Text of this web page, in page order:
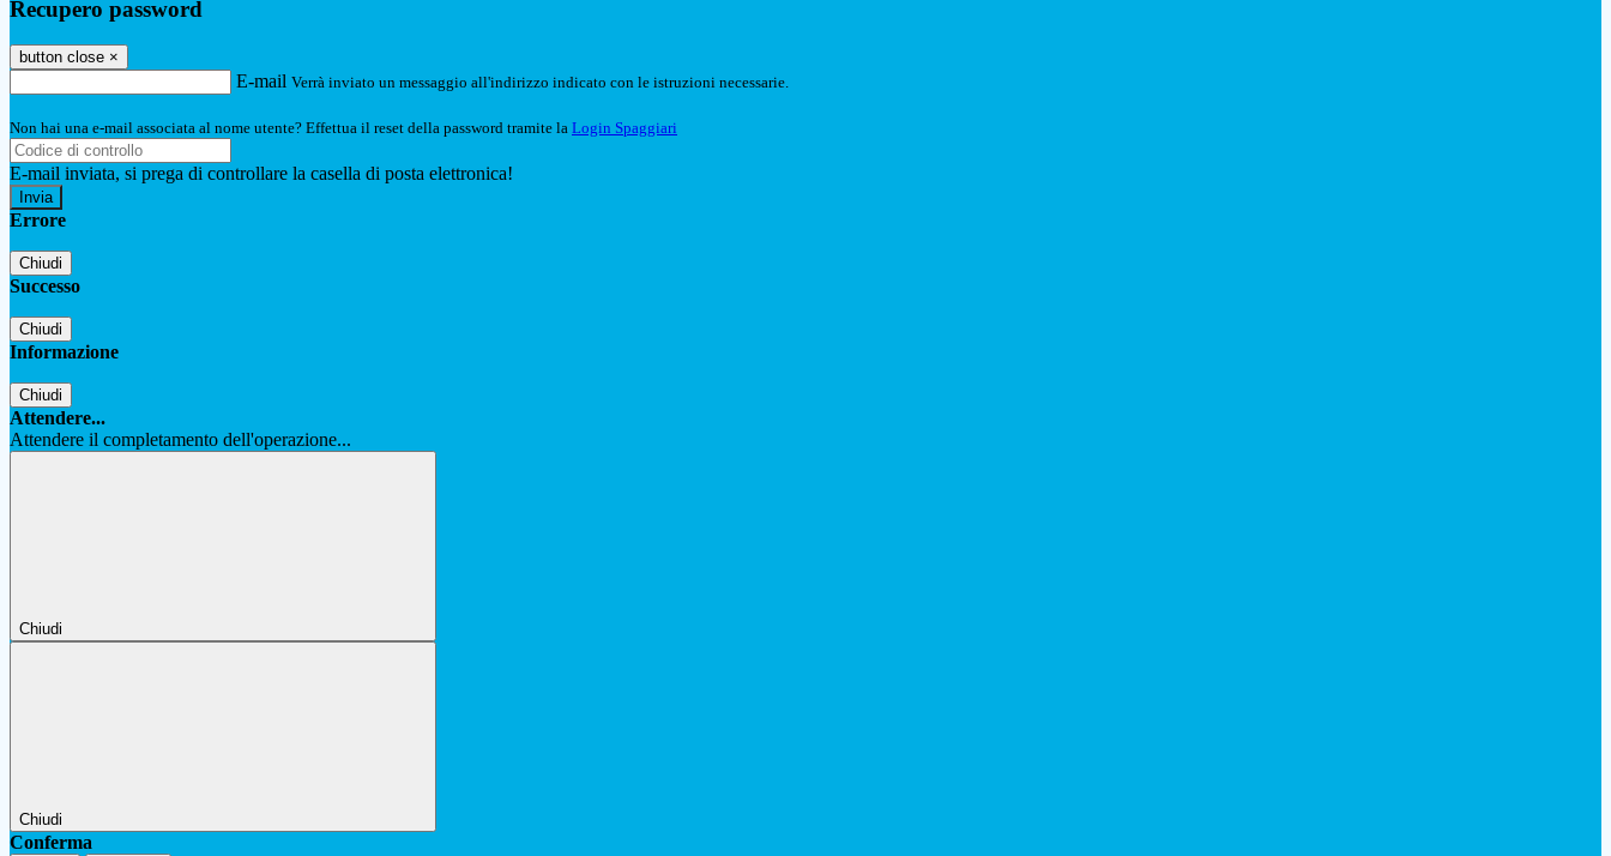
Recupero password
button close ×
E-mail Verrà inviato un messaggio all'indirizzo indicato con le istruzioni necessarie.
Non hai una e-mail associata al nome utente? Effettua il reset della password tramite la Login Spaggiari
E-mail inviata, si prega di controllare la casella di posta elettronica!
Errore
Chiudi
Successo
Chiudi
Informazione
Chiudi
Attendere...
Attendere il completamento dell'operazione...
Chiudi
Chiudi
Conferma